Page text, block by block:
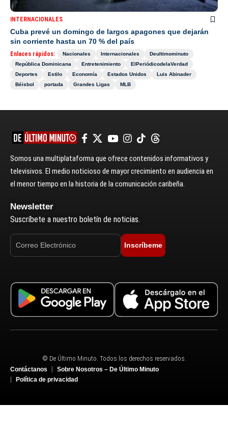
INTERNACIONALES
Cuba prevé un domingo de largos apagones que dejarán
sin corriente hasta un 70 % del país
Enlaces rápidos: Nacionales Internacionales
Deultimominuto
República Dominicana
Entretenimiento
ElPeriódicodelaVerdad
Deportes
Estilo Economía Estados Unidos
Luis Abinader
Béisbol
portada Grandes Ligas MLB
Somos una multiplataforma que ofrece contenidos informativos y
televisivos. El medio noticioso de mayor crecimiento en audiencia en
el menor tiempo en la historia de la comunicación caribeña.
Newsletter
Suscríbete a nuestro boletín de noticias.
Inscríbeme
© De Último Minuto. Todos los derechos reservados.
Contáctanos
Sobre Nosotros – De Último Minuto
Política de privacidad